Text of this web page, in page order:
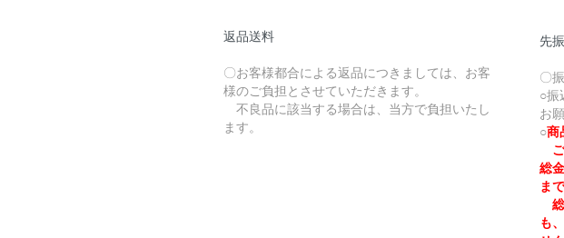
返品送料
〇お客様都合による返品につきましては、お客
様のご負担とさせていただきます。
不良品に該当する場合は、当方で負担いたし
ます。
先
〇
○振
お
○商
総
ま
も